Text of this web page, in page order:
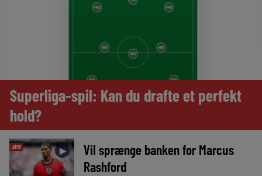
Superliga-spil: Kan du drafte et perfekt
hold?
AVIS ►
Vil sprænge banken for Marcus
Rashford